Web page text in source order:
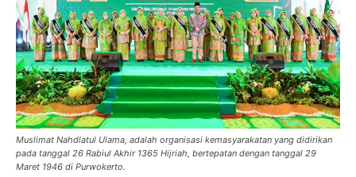
Muslimat Nahdlatul Ulama, adalah organisasi kemasyarakatan yang didirikan
pada tanggal 26 Rabiul Akhir 1365 Hijriah, bertepatan dengan tanggal 29
Maret 1946 di Purwokerto.